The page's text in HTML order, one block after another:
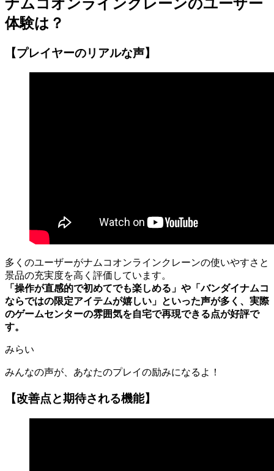
ナムコオンラインクレーンのユーザー
体験は？
【プレイヤーのリアルな声】
多くのユーザーがナムコオンラインクレーンの使いやすさと
景品の充実度を高く評価しています。
「操作が直感的で初めてでも楽しめる」や「バンダイナムコ
ならではの限定アイテムが嬉しい」といった声が多く、実際
のゲームセンターの雰囲気を自宅で再現できる点が好評で
す。
みらい
みんなの声が、あなたのプレイの励みになるよ！
【改善点と期待される機能】